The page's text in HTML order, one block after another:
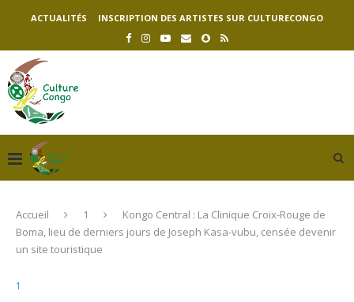
ACTUALITÉS INSCRIPTION DES ARTISTES SUR CULTURECONGO
Accueil 1
Kongo Central : La Clinique Croix-Rouge de
Boma, lieu de derniers jours de Joseph Kasa-vubu, censée devenir
un site touristique
1